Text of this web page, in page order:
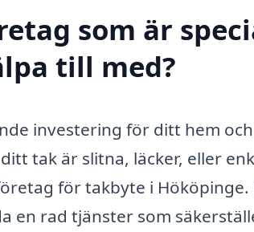
som är
till med?
investering för ditt hem
tak är slitna, läcker, eller
för takbyte i Hököpinge.
en rad tjänster som